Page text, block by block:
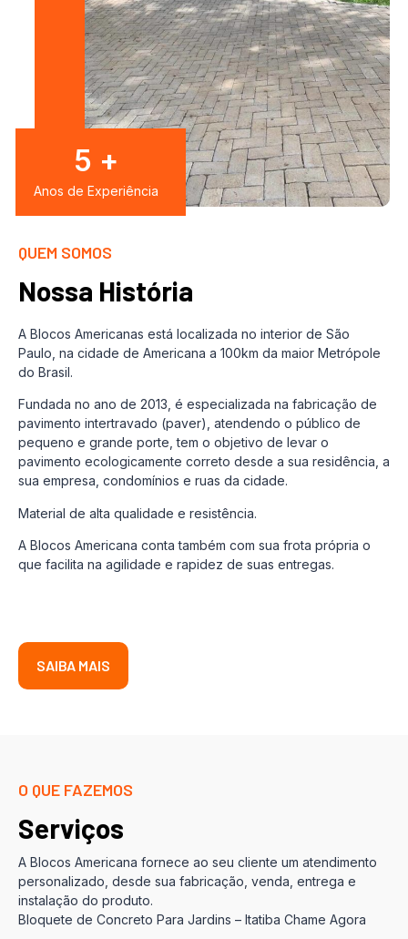
QUEM SOMOS
Nossa História
A Blocos Americanas está localizada no interior de São
Paulo, na cidade de Americana a 100km da maior Metrópole
do Brasil.
Fundada no ano de 2013, é especializada na fabricação de
pavimento intertravado (paver), atendendo o público de
pequeno e grande porte, tem o objetivo de levar o
pavimento ecologicamente correto desde a sua residência, a
sua empresa, condomínios e ruas da cidade.
Material de alta qualidade e resistência.
A Blocos Americana conta também com sua frota própria o
que facilita na agilidade e rapidez de suas entregas.
SAIBA MAIS
7 +
Anos de Experiência
O QUE FAZEMOS
Serviços
A Blocos Americana fornece ao seu cliente um atendimento
personalizado, desde sua fabricação, venda, entrega e
instalação do produto.
Bloquete de Concreto Para Jardins – Itatiba Chame Agora